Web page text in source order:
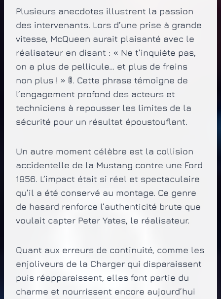
Plusieurs anecdotes illustrent la passion
des intervenants. Lors d’une prise à grande
vitesse, McQueen aurait plaisanté avec le
réalisateur en disant : « Ne t’inquiète pas,
on a plus de pellicule… et plus de freins
non plus ! » 🚦. Cette phrase témoigne de
l’engagement profond des acteurs et
techniciens à repousser les limites de la
sécurité pour un résultat époustouflant.
Un autre moment célèbre est la collision
accidentelle de la Mustang contre une Ford
1956. L’impact était si réel et spectaculaire
qu’il a été conservé au montage. Ce genre
de hasard renforce l’authenticité brute que
voulait capter Peter Yates, le réalisateur.
Quant aux erreurs de continuité, comme les
enjoliveurs de la Charger qui disparaissent
puis réapparaissent, elles font partie du
charme et nourrissent encore aujourd’hui